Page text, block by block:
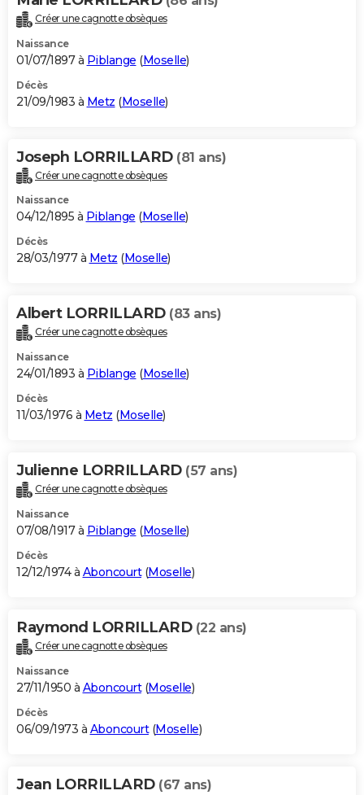
Créer une cagnotte obsèques
Naissance
01/07/1897 à Piblange (Moselle)
Décès
21/09/1983 à Metz (Moselle)
Joseph LORRILLARD (81 ans)
Créer une cagnotte obsèques
Naissance
04/12/1895 à Piblange (Moselle)
Décès
28/03/1977 à Metz (Moselle)
Albert LORRILLARD (83 ans)
Créer une cagnotte obsèques
Naissance
24/01/1893 à Piblange (Moselle)
Décès
11/03/1976 à Metz (Moselle)
Julienne LORRILLARD (57 ans)
Créer une cagnotte obsèques
Naissance
07/08/1917 à Piblange (Moselle)
Décès
12/12/1974 à Aboncourt(Moselle)
Raymond LORRILLARD (22 ans)
Créer une cagnotte obsèques
Naissance
27/11/1950 à Aboncourt(Moselle)
Décès
06/09/1973 à Aboncourt(Moselle)
Jean LORRILLARD (67 ans)